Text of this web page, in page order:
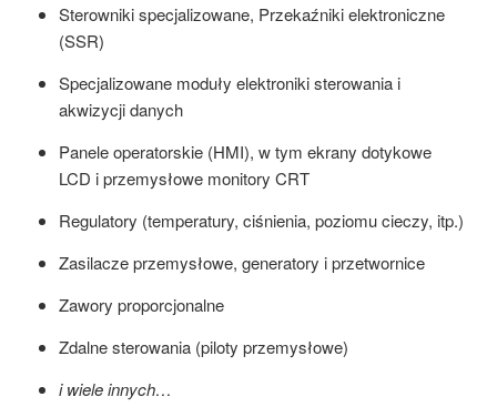
Sterowniki specjalizowane, Przekaźniki elektroniczne
(SSR)
Specjalizowane moduły elektroniki sterowania i
akwizycji danych
Panele operatorskie (HMI), w tym ekrany dotykowe
LCD i przemysłowe monitory CRT
Regulatory (temperatury, ciśnienia, poziomu cieczy, itp.)
Zasilacze przemysłowe, generatory i przetwornice
Zawory proporcjonalne
Zdalne sterowania (piloty przemysłowe)
i wiele innych…